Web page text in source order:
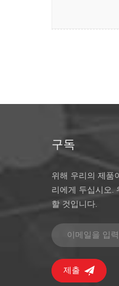
구독
위해 우리의 제품
리에게 두십시오.
할 것입니다.